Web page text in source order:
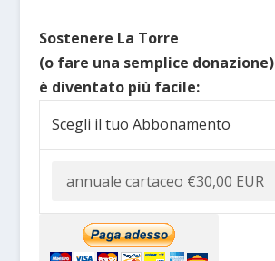
Sostenere La Torre
(o fare una semplice donazione)
è diventato più facile:
Scegli il tuo Abbonamento